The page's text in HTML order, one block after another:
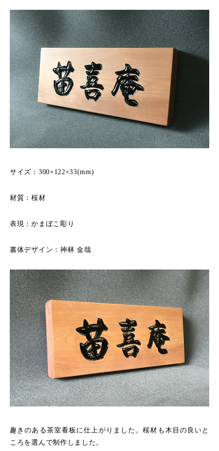
サイズ：300×122×33(mm)
材質：桜材
表現：かまぼこ彫り
書体デザイン：神林 金哉
趣きのある茶室看板に仕上がりました。桜材も木目の良いと
ころを選んで制作しました。